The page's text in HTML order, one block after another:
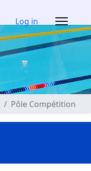
Log in
Pôle Compétition